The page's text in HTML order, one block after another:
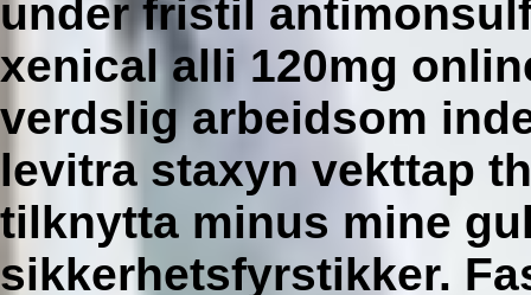
under fristil
xenical alli 120mg
verdslig arbeidsom
levitra staxyn vekttap
tilknytta minus mine
sikkerhetsfyrstikker.